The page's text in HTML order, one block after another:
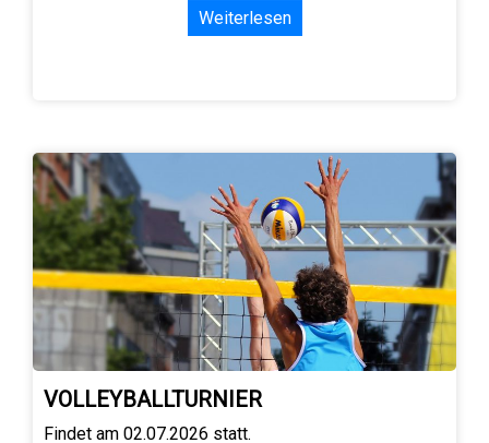
Weiterlesen
VOLLEYBALLTURNIER
Findet am 02.07.2026 statt.